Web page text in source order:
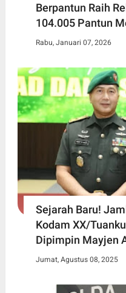
Berpantun Raih
104.005 Pantun
Rabu, Januari 07, 2026
Sejarah Baru!
Kodam XX/
Dipimpin Mayjen
Jumat, Agustus 08, 2025